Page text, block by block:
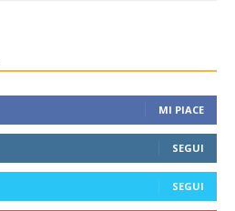
MI PIACE
SEGUI
SEGUI